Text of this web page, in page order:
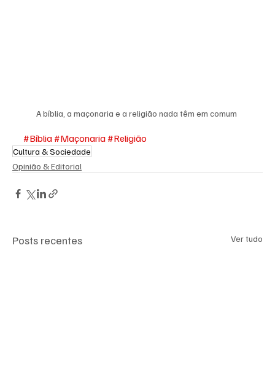
A bíblia, a maçonaria e a religião nada têm em comum
#Bíblia #Maçonaria #Religião
Cultura & Sociedade
Opinião & Editorial
Posts recentes Ver tudo